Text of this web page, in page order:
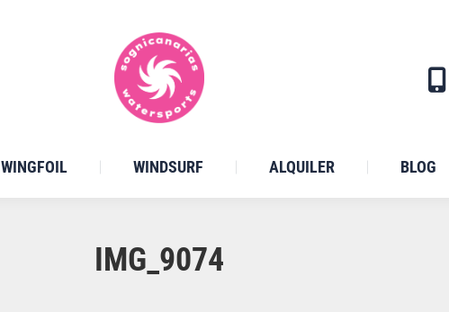
WINGFOIL WINDSURF ALQUILER BLOG
IMG_9074